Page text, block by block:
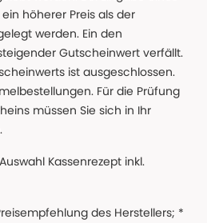
höherer Preis als der
werden. Ein den
Gutscheinwert verfällt.
ist ausgeschlossen.
Für die Prüfung
müssen Sie sich in Ihr
Kassenrezept inkl.
des Herstellers; *